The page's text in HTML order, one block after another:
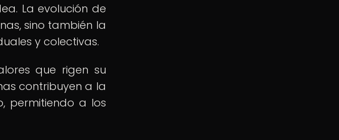
La evolución de
sino también la
y colectivas.
que rigen su
contribuyen a la
permitiendo a los